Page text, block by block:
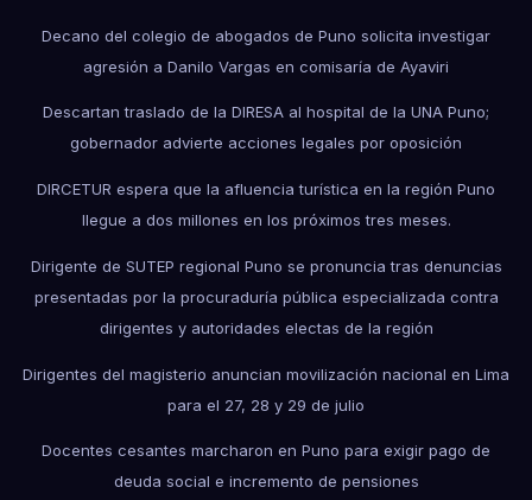
Decano del colegio de abogados de Puno solicita investigar
agresión a Danilo Vargas en comisaría de Ayaviri
Descartan traslado de la DIRESA al hospital de la UNA Puno;
gobernador advierte acciones legales por oposición
DIRCETUR espera que la afluencia turística en la región Puno
llegue a dos millones en los próximos tres meses.
Dirigente de SUTEP regional Puno se pronuncia tras denuncias
presentadas por la procuraduría pública especializada contra
dirigentes y autoridades electas de la región
Dirigentes del magisterio anuncian movilización nacional en Lima
para el 27, 28 y 29 de julio
Docentes cesantes marcharon en Puno para exigir pago de
deuda social e incremento de pensiones